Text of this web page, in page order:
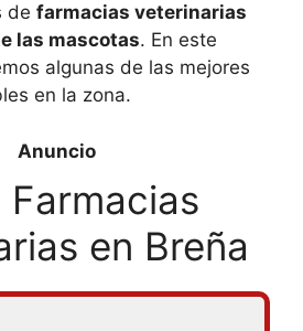
de farmacias veterinarias
las mascotas. En este
algunas de las mejores
en la zona.
Farmacias
en Breña